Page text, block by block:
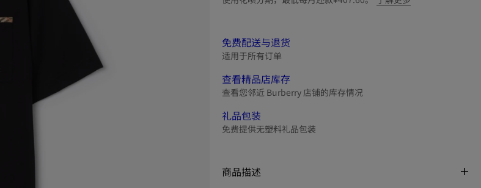
免费配送与退货
适用于所有订单
查看精品店库存
查看您邻近 Burberry 店铺的库存情况
礼品包装
免费提供无塑料礼品包装
商品描述